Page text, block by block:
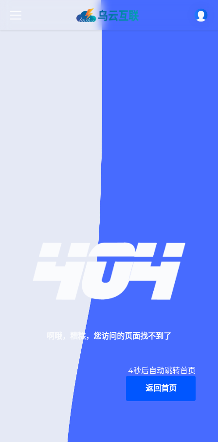
啊哦，糟糕，您访问的页面找不到了
4秒后自动跳转首页
返回首页